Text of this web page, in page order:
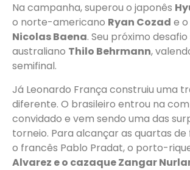
Na campanha, superou o japonês
o norte-americano Ryan Cozad e
Nicolas Baena. Seu próximo
australiano Thilo Behrmann,
semifinal.
Já Leonardo França construiu uma
diferente. O brasileiro entrou na
convidado e vem sendo uma das
torneio. Para alcançar as quartas de
o francês Pablo Pradat, o porto-
Alvarez e o cazaque Zangar